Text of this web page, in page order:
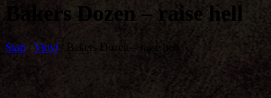
Bakers Dozen – raise hell
Start / Vinyl / Bakers Dozen – raise hell